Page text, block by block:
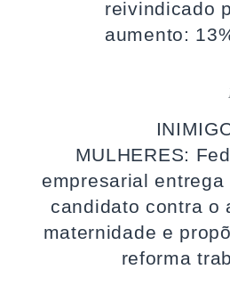
artigos
reivindicado
aumento:
MULHERES:
empresarial entrega
candidato contra o
maternidade e
reforma